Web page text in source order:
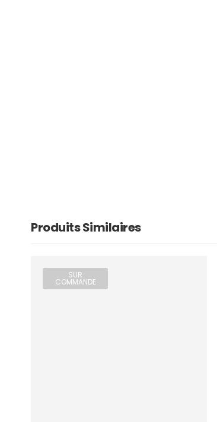
Produits Similaires
SUR
COMMANDE